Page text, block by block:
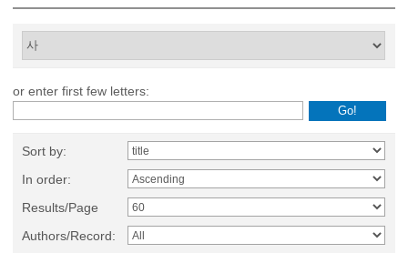
or enter first few letters:
Sort by:
In order:
Results/Page
Authors/Record: